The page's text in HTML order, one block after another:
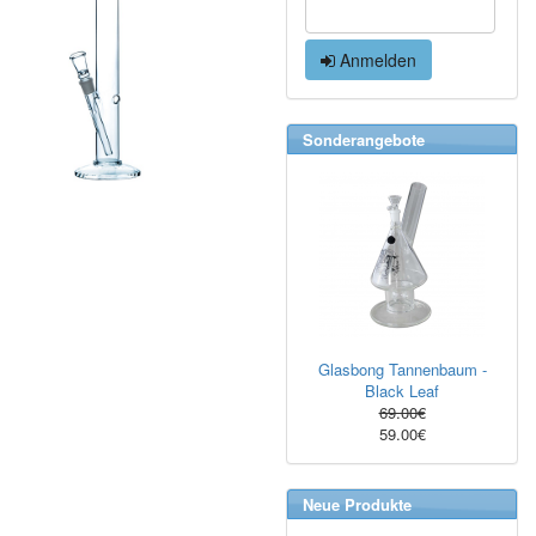
Anmelden
Sonderangebote
Glasbong Tannenbaum -
Black Leaf
69.00€
59.00€
Neue Produkte